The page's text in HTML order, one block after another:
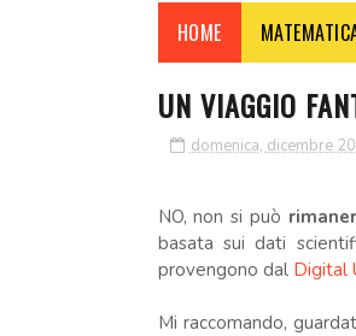
HOME
UN VIAGGIO
domenica, dicembre
NO, non si può
basata sui dati
provengono dal Digital
Mi raccomando,